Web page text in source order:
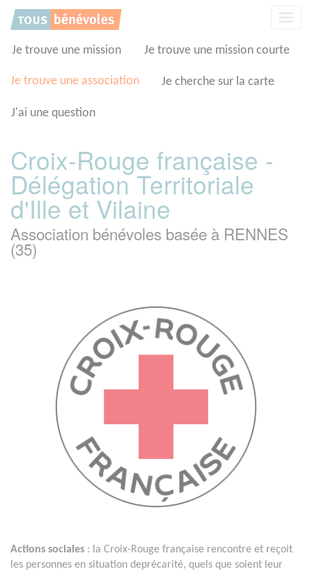
Je trouve une mission Je trouve une mission courte
Je trouve une association Je cherche sur la carte
J'ai une question
Croix-Rouge française -
Délégation Territoriale
d'Ille et Vilaine
Association bénévoles basée à RENNES
(35)
Actions sociales : la Croix-Rouge française rencontre et reçoit
les personnes en situation deprécarité, quels que soient leur
Panneau de gestion des cookies